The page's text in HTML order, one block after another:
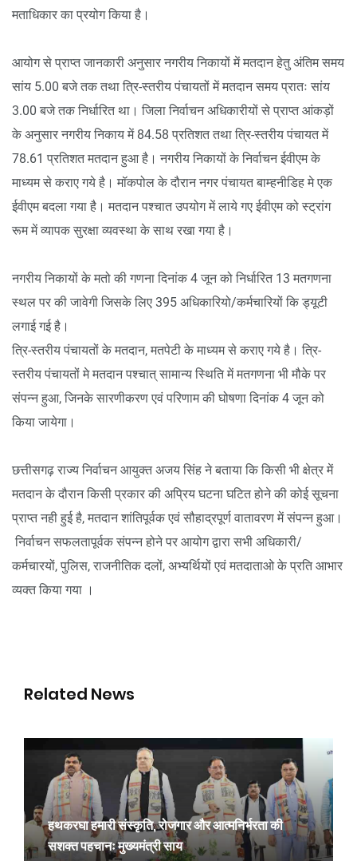
मताधिकार का प्रयोग किया है।
आयोग से प्राप्त जानकारी अनुसार नगरीय निकायों में मतदान हेतु अंतिम समय
सांय 5.00 बजे तक तथा त्रि-स्तरीय पंचायतों में मतदान समय प्रातः सांय
3.00 बजे तक निर्धारित था। जिला निर्वाचन अधिकारीयों से प्राप्त आंकड़ों
के अनुसार नगरीय निकाय में 84.58 प्रतिशत तथा त्रि-स्तरीय पंचायत में
78.61 प्रतिशत मतदान हुआ है। नगरीय निकायों के निर्वाचन ईवीएम के
माध्यम से कराए गये है। मॉकपोल के दौरान नगर पंचायत बाम्हनीडिह मे एक
ईवीएम बदला गया है। मतदान पश्चात उपयोग में लाये गए ईवीएम को स्ट्रांग
रूम में व्यापक सुरक्षा व्यवस्था के साथ रखा गया है।
नगरीय निकायों के मतो की गणना दिनांक 4 जून को निर्धारित 13 मतगणना
स्थल पर की जावेगी जिसके लिए 395 अधिकारियो/कर्मचारियों कि ड्यूटी
लगाई गई है।
त्रि-स्तरीय पंचायतों के मतदान, मतपेटी के माध्यम से कराए गये है। त्रि-
स्तरीय पंचायतों मे मतदान पश्चात् सामान्य स्थिति में मतगणना भी मौके पर
संपन्न हुआ, जिनके सारणीकरण एवं परिणाम की घोषणा दिनांक 4 जून को
किया जायेगा।
छत्तीसगढ़ राज्य निर्वाचन आयुक्त अजय सिंह ने बताया कि किसी भी क्षेत्र में
मतदान के दौरान किसी प्रकार की अप्रिय घटना घटित होने की कोई सूचना
प्राप्त नही हुई है, मतदान शांतिपूर्वक एवं सौहाद्रपूर्ण वातावरण में संपन्न हुआ।
निर्वाचन सफलतापूर्वक संपन्न होने पर आयोग द्वारा सभी अधिकारी/
कर्मचारयों, पुलिस, राजनीतिक दलों, अभ्यर्थियों एवं मतदाताओ के प्रति आभार
व्यक्त किया गया ।
Related News
हथकरघा हमारी संस्कृति, रोजगार और आत्मनिर्भरता की
सशक्त पहचानः मुख्यमंत्री साय